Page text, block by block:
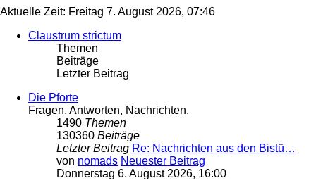
Aktuelle Zeit: Freitag 7. August 2026, 07:46
Claustrum strictum
Themen
Beiträge
Letzter Beitrag
Die Pforte
Fragen, Antworten, Nachrichten.
1490 Themen
130360 Beiträge
Letzter Beitrag Re: Nachrichten aus den Bistü…
von nomads Neuester Beitrag
Donnerstag 6. August 2026, 16:00